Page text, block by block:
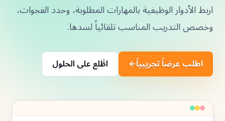
اربط الأدوار الوظيفية بالمهارات المطلوبة، وحدد الفجوات،
وخصص التدريب المناسب تلقائياً لسدها.
اطلب عرضاً تجريبياً← اطَّلع على الحلول